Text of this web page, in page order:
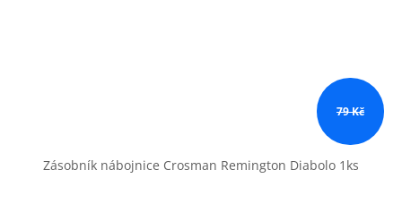
79 Kč
Zásobník nábojnice Crosman Remington Diabolo 1ks